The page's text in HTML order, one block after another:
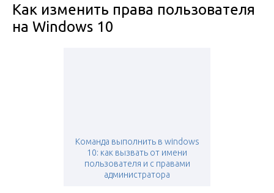
Как изменить права пользователя
на Windows 10
Команда выполнить в windows
10: как вызвать от имени
пользователя и с правами
администратора